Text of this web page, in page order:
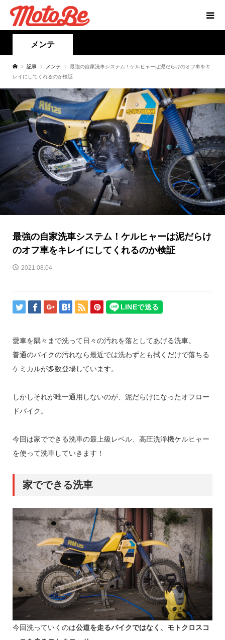
メンテ
記事 メンテ
最強の自家洗車システム！ケルヒャーは泥だらけのオフ車をキ
レイにしてくれるのか検証
最強の自家洗車システム！ケルヒャーは泥だらけ
のオフ車をキレイにしてくれるのか検証
2021.08.04
愛車を隅々まで洗って日々の汚れを落としてあげる洗車。
普通のバイクの汚れなら最近では洗わずとも拭くだけで落ちる
ケミカルが多数登場しています。
しかしそれが唯一通用しないのが、泥だらけになったオフロー
ドバイク。
今回は家でできる洗車の最上級レベル、高圧洗浄機ケルヒャー
を使って洗車していきます！
家でできる洗車
今回洗っていくのは公道を走るバイクではなく、モトクロスコ